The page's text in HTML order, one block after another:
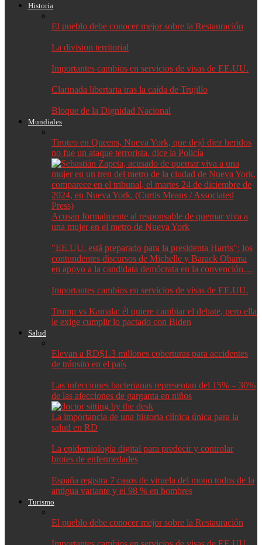
Historia
El pueblo debe conocer mejor sobre la Restauración
La division territorial
Importantes cambios en servicios de visas de EE.UU.
Clarinada libertaria tras la caída de Trujillo
Bloque de la Dignidad Nacional
Mundiales
Tiroteo en Queens, Nueva York, que dejó diez heridos
no fue un ataque terrorista, dice la Policía
Acusan formalmente al responsable de quemar viva a
una mujer en el metro de Nueva York
"EE.UU. está preparado para la presidenta Harris": los
contundentes discursos de Michelle y Barack Obama
en apoyo a la candidata demócrata en la convención…
Importantes cambios en servicios de visas de EE.UU.
Trump vs Kamala: él quiere cambiar el debate, pero ella
le exige cumplir lo pactado con Biden
Salud
Elevan a RD$1.3 millones coberturas para accidentes
de tránsito en el país
Las infecciones bacterianas representan del 15% – 30%
de las afecciones de garganta en niños
La importancia de una historia clínica única para la
salud en RD
La epidemiología digital para predecir y controlar
brotes de enfermedades
España registra 7 casos de viruela del mono todos de la
antigua variante y el 98 % en hombres
Turismo
El pueblo debe conocer mejor sobre la Restauración